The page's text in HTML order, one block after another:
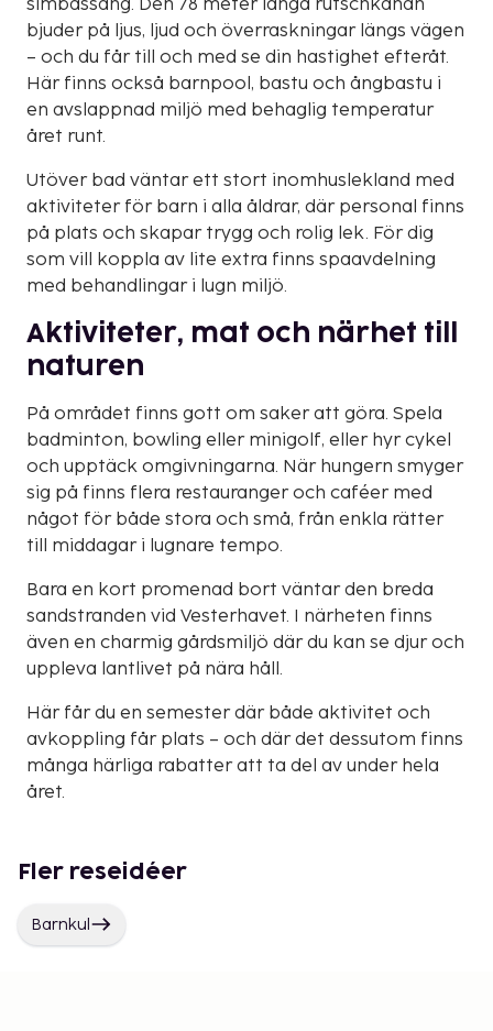
simbassäng. Den 78 meter långa rutschkanan
bjuder på ljus, ljud och överraskningar längs vägen
– och du får till och med se din hastighet efteråt.
Här finns också barnpool, bastu och ångbastu i
en avslappnad miljö med behaglig temperatur
året runt.
Utöver bad väntar ett stort inomhuslekland med
aktiviteter för barn i alla åldrar, där personal finns
på plats och skapar trygg och rolig lek. För dig
som vill koppla av lite extra finns spaavdelning
med behandlingar i lugn miljö.
Aktiviteter, mat och närhet till
naturen
På området finns gott om saker att göra. Spela
badminton, bowling eller minigolf, eller hyr cykel
och upptäck omgivningarna. När hungern smyger
sig på finns flera restauranger och caféer med
något för både stora och små, från enkla rätter
till middagar i lugnare tempo.
Bara en kort promenad bort väntar den breda
sandstranden vid Vesterhavet. I närheten finns
även en charmig gårdsmiljö där du kan se djur och
uppleva lantlivet på nära håll.
Här får du en semester där både aktivitet och
avkoppling får plats – och där det dessutom finns
många härliga rabatter att ta del av under hela
året.
Fler reseidéer
Barnkul